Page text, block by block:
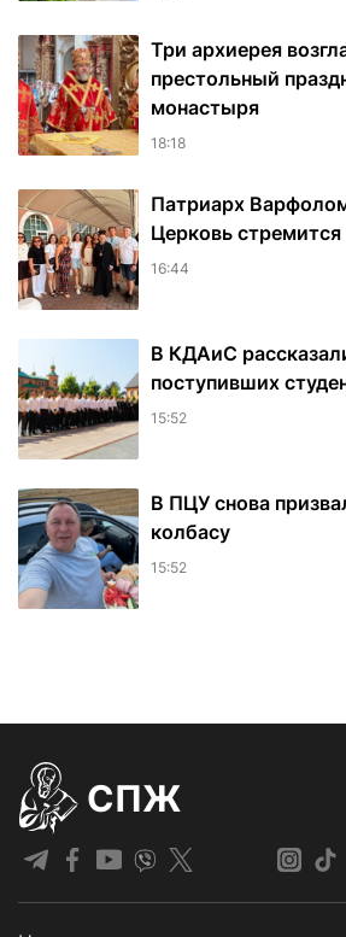
Три архиерея
престольный
монастыря
18:18
Патриарх
Церковь
16:44
В КДАиС
поступивших
15:52
В ПЦУ снова
колбасу
15:52
СПЖ